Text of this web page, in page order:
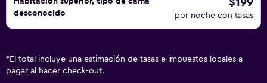
desconocido
$199
por noche con tasas
* El total incluye una estimación de tasas e impuestos locales a
pagar al hacer check-out.